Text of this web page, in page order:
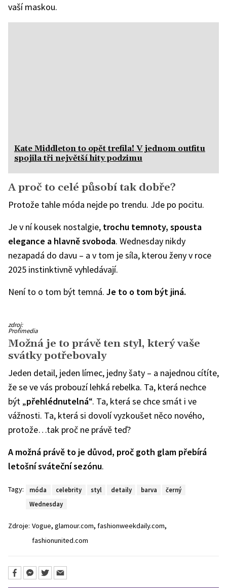
vaší maskou.
Kate Middleton to opět trefila! V jednom outfitu
spojila tři největší hity podzimu
A proč to celé působí tak dobře?
Protože tahle móda nejde po trendu. Jde po pocitu.
Je v ní kousek nostalgie, trochu temnoty, spousta
elegance a hlavně svoboda. Wednesday nikdy
nezapadá do davu – a v tom je síla, kterou ženy v roce
2025 instinktivně vyhledávají.
Není to o tom být temná. Je to o tom být jiná.
zdroj:
Profimedia
Možná je to právě ten styl, který vaše
svátky potřebovaly
Jeden detail, jeden límec, jedny šaty – a najednou cítíte,
že se ve vás probouzí lehká rebelka. Ta, která nechce
být „přehlédnutelná“. Ta, která se chce smát i ve
vážnosti. Ta, která si dovolí vyzkoušet něco nového,
protože…tak proč ne právě teď?
A možná právě to je důvod, proč goth glam přebírá
letošní sváteční sezónu.
Tagy: móda celebrity styl detaily barva
černý
Wednesday
Zdroje: Vogue, glamour.com, fashionweekdaily.com,
fashionunited.com